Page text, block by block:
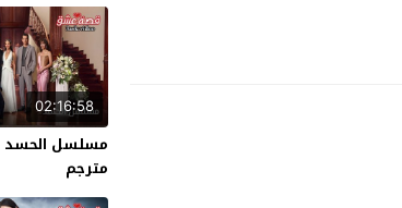
02:16:58
مترجم